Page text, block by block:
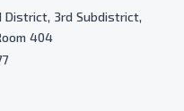
District, 3rd Subdistrict,
404